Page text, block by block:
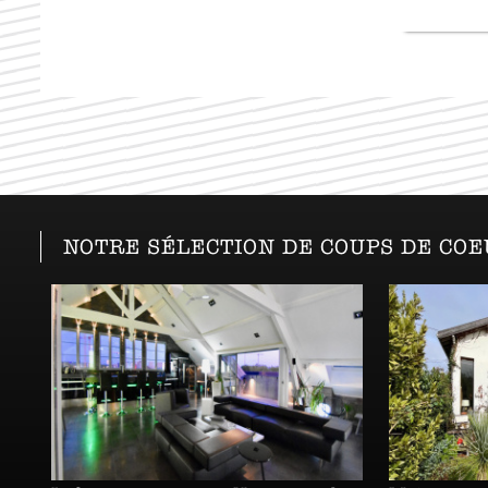
NOTRE SÉLECTION DE COUPS DE